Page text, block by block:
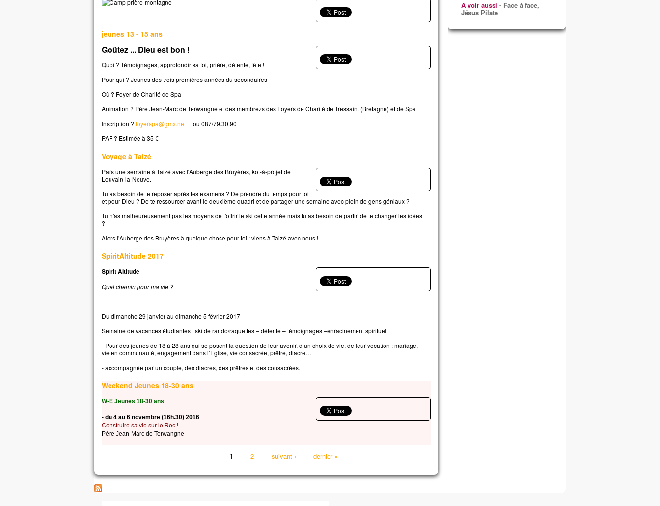
jeunes 13 - 15 ans
Goûtez ... Dieu est bon !
Quoi ? Témoignages, approfondir sa foi, prière, détente, fête !
Pour qui ? Jeunes des trois premières années du secondaires
Où ? Foyer de Charité de Spa
Animation ? Père Jean-Marc de Terwangne et des membrezs des Foyers de Charité de Tressaint (Bretagne) et de Spa
Inscription ? foyerspa@gmx.net
ou 087/79.30.90
PAF ? Estimée à 35 €
Voyage à Taizé
Pars une semaine à Taizé avec l'Auberge des Bruyères, kot-à-projet de
Louvain-la-Neuve.
Tu as besoin de te reposer après tes examens ? De prendre du temps pour toi
et pour Dieu ? De te ressourcer avant le deuxième quadri et de partager une semaine avec plein de gens géniaux ?
Tu n'as malheureusement pas les moyens de t'offrir le ski cette année mais tu as besoin de partir, de te changer les idées
?
Alors l'Auberge des Bruyères à quelque chose pour toi : viens à Taizé avec nous !
SpiritAltitude 2017
Spirit Altitude
Quel chemin pour ma vie ?
Du dimanche 29 janvier au dimanche 5 février 2017
Semaine de vacances étudiantes : ski de rando/raquettes – détente – témoignages –enracinement spirituel
- Pour des jeunes de 18 à 28 ans qui se posent la question de leur avenir, d’un choix de vie, de leur vocation : mariage,
vie en communauté, engagement dans l’Eglise, vie consacrée, prêtre, diacre…
- accompagnée par un couple, des diacres, des prêtres et des consacrées.
Weekend Jeunes 18-30 ans
W-E Jeunes 18-30 ans
- du 4 au 6 novembre (16h.30) 2016
Construire sa vie sur le Roc !
Père Jean-Marc de Terwangne
1 2 suivant › dernier »
A voir aussi - Face à face,
Jésus Pilate